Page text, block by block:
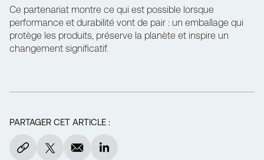
Ce partenariat montre ce qui est possible lorsque
performance et durabilité vont de pair : un emballage qui
protège les produits, préserve la planète et inspire un
changement significatif.
PARTAGER CET ARTICLE :